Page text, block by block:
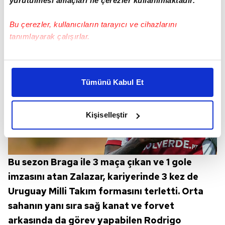
Bu çerezler, kullanıcıların tarayıcı ve cihazlarını
tanımlayarak çalışırlar.
Bu çerezlere izin vermeniz halinde sizlere özel
daha iyi reklam deneyimi yaşatabiliriz. Bunu yaparken
amacımızın size daha iyi bir reklam deneyimi sunmak
elimizden gelen çabayı gösterdiğimizi ve bu noktada,
kalemimiz olduğunu sizlere hatırlatmak isteriz.
Her halükârda, kullanıcılar, bu çerezlere izin vermedikleri
takdirde, kullanıcılara hedefli reklamlar
gösterilmeyecektir."
Sizlere daha iyi bir hizmet sunabilmek için İnternet
Tümünü Kabul Et
Kişiselleştir
Bu sezon Braga ile 3 maça çıkan ve 1 gole
imzasını atan Zalazar, kariyerinde 3 kez de
Uruguay Milli Takım formasını terletti. Orta
sahanın yanı sıra sağ kanat ve forvet
arkasında da görev yapabilen Rodrigo